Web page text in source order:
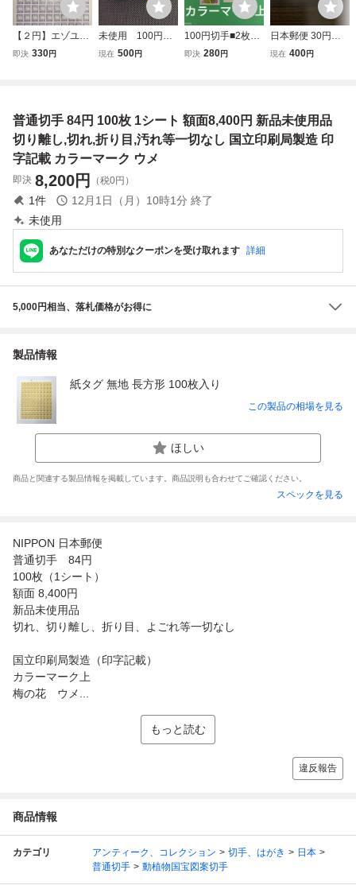
【２円】エゾユキ
ウサギ １００面シ
即決 330円
未使用 100円切
手×2枚 サクラソ
現在 500円
100円切手■2枚セ
ット■カラーマー
即決 280円
日本郵便 30円切
手 キタキツネ カ
現在 400円
普通切手 84円 100枚 1シート 額面8,400円 新品未使用品
切り離し,切れ,折り目,汚れ等一切なし 国立印刷局製造 印
字記載 カラーマーク ウメ
即決 8,200円 （税0円）
1件 12月1日（月）10時1分 終了
未使用
あなただけの特別なクーポンを受け取れます 詳細
5,000円相当、落札価格がお得に
製品情報
紙タグ 無地 長方形 100枚入り
この製品の相場を見る
ほしい
商品と関連する製品情報を掲載しています。商品説明も合わせてご確認ください。
スペックを見る
NIPPON 日本郵便
普通切手 84円
100枚（1シート）
額面 8,400円
新品未使用品
切れ、切り離し、折り目、よごれ等一切なし
国立印刷局製造（印字記載）
カラーマーク上
梅の花 ウメ...
もっと読む
違反報告
商品情報
カテゴリ アンティーク、コレクション 切手、はがき
日本
普通切手
動植物国宝図案切手